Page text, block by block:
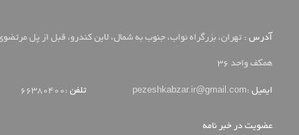
آدرس : تهران، بزرگراه نواب، جنوب به شمال، لاین کندرو، قبل از پل
همکف واحد 36
ایمیل :pezeshkabzar.ir@gmail.com تلفن :66380400
عضویت در خبر نامه